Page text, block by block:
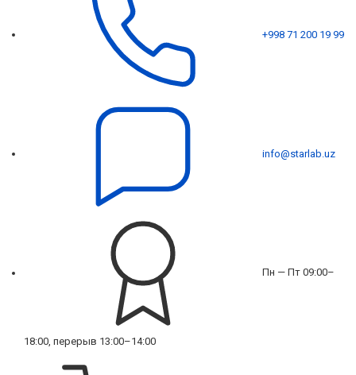
+998 71 200 19 99
info@starlab.uz
Пн — Пт 09:00–
18:00, перерыв 13:00–14:00